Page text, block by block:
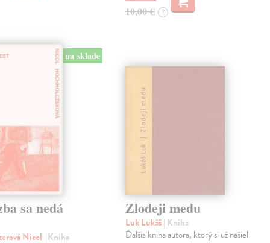
10,00 € ?
na sklade
sa nedá
Nicol | Kniha
Zlodeji medu
Luk Lukáš| Kniha
Ďalšia kniha autora, ktorý si už našiel